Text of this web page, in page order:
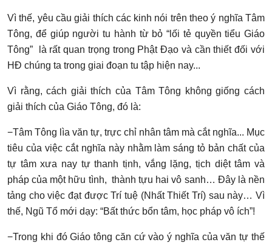
Vì thế, yêu cầu giải thích các kinh nói trên theo ý nghĩa Tâm
Tông, để giúp người tu hành từ bỏ “lối tẻ quyền tiểu Giáo
Tông” là rất quan trọng trong Phật Đạo và cần thiết đối với
HĐ chúng ta trong giai đoạn tu tập hiện nay...
Vì rằng, cách giải thích của Tâm Tông không giống cách
giải thích của Giáo Tông, đó là:
−Tâm Tông lìa văn tự, trực chỉ nhân tâm mà cắt nghĩa... Mục
tiêu của việc cắt nghĩa này nhằm làm sáng tỏ bản chất của
tự tâm xưa nay tự thanh tịnh, vắng lặng, tịch diệt tâm và
pháp của một hữu tình, thành tựu hai vô sanh… Đây là nền
tảng cho việc đạt được Trí tuệ (Nhất Thiết Trí) sau này… Vì
thế, Ngũ Tổ mới dạy: “Bất thức bổn tâm, học pháp vô ích”!
−Trong khi đó Giáo tông căn cứ vào ý nghĩa của văn tự thế